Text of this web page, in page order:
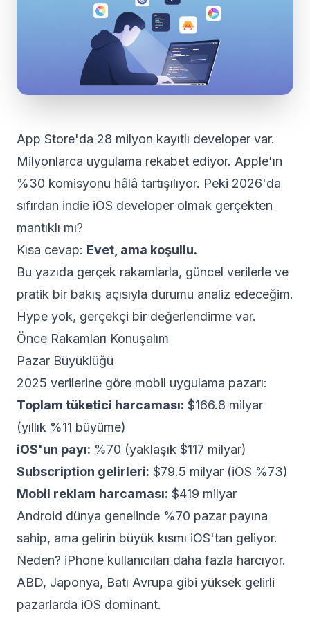
App Store'da 28 milyon kayıtlı developer var.
Milyonlarca uygulama rekabet ediyor. Apple'ın
%30 komisyonu hâlâ tartışılıyor. Peki 2026'da
sıfırdan indie iOS developer olmak gerçekten
mantıklı mı?
Kısa cevap: Evet, ama koşullu.
Bu yazıda gerçek rakamlarla, güncel verilerle ve
pratik bir bakış açısıyla durumu analiz edeceğim.
Hype yok, gerçekçi bir değerlendirme var.
Önce Rakamları Konuşalım
Pazar Büyüklüğü
2025 verilerine göre mobil uygulama pazarı:
Toplam tüketici harcaması: $166.8 milyar
(yıllık %11 büyüme)
iOS'un payı: %70 (yaklaşık $117 milyar)
Subscription gelirleri: $79.5 milyar (iOS %73)
Mobil reklam harcaması: $419 milyar
Android dünya genelinde %70 pazar payına
sahip, ama gelirin büyük kısmı iOS'tan geliyor.
Neden? iPhone kullanıcıları daha fazla harcıyor.
ABD, Japonya, Batı Avrupa gibi yüksek gelirli
pazarlarda iOS dominant.